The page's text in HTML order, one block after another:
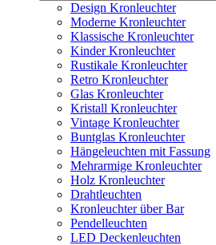
Design Kronleuchter
Moderne Kronleuchter
Klassische Kronleuchter
Kinder Kronleuchter
Rustikale Kronleuchter
Retro Kronleuchter
Glas Kronleuchter
Kristall Kronleuchter
Vintage Kronleuchter
Buntglas Kronleuchter
Hängeleuchten mit Fassung
Mehrarmige Kronleuchter
Holz Kronleuchter
Drahtleuchten
Kronleuchter über Bar
Pendelleuchten
LED Deckenleuchten